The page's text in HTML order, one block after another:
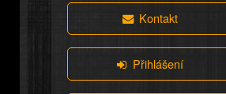
Kontakt
Přihlášení